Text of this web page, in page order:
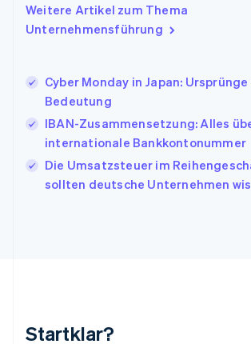
Weitere Artikel zum Thema
Unternehmensführung
Cyber Monday in Japan: Ursprünge
Bedeutung
IBAN-Zusammensetzung: Alles
internationale Bankkontonummer
Die Umsatzsteuer im
sollten deutsche Unternehmen
Startklar?
Italien
Italiano English
English Français
Kroatien
EnglishItaliano
Lettland
Liechtenstein
Deutsch English
Mexiko